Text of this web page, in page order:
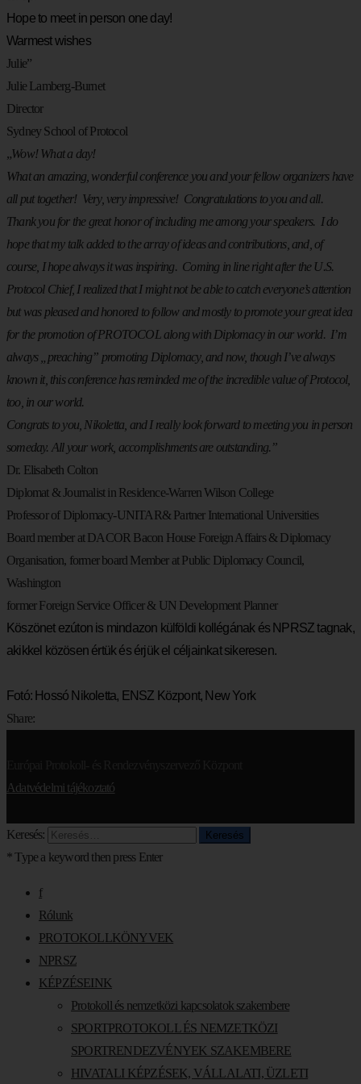
Hope to meet in person one day!
Warmest wishes
Julie”
Julie Lamberg-Burnet
Director
Sydney School of Protocol
„Wow! What a day!
What an amazing, wonderful conference you and your fellow organizers have
all put together! Very, very impressive! Congratulations to you and all.
Thank you for the great honor of including me among your speakers. I do
hope that my talk added to the array of ideas and contributions, and, of
course, I hope always it was inspiring. Coming in line right after the U.S.
Protocol Chief, I realized that I might not be able to catch everyone’s attention
but was pleased and honored to follow and mostly to promote your great idea
for the promotion of PROTOCOL along with Diplomacy in our world. I’m
always „preaching” promoting Diplomacy, and now, though I’ve always
known it, this conference has reminded me of the incredible value of Protocol,
too, in our world.
Congrats to you, Nikoletta, and I really look forward to meeting you in person
someday. All your work, accomplishments are outstanding.”
Dr. Elisabeth Colton
Diplomat & Journalist in Residence-Warren Wilson College
Professor of Diplomacy-UNITAR& Partner International Universities
Board member at DACOR Bacon House Foreign Affairs & Diplomacy
Organisation, former board Member at Public Diplomacy Council,
Washington
former Foreign Service Officer & UN Development Planner
Köszönet ezúton is mindazon külföldi kollégának és NPRSZ tagnak,
akikkel közösen értük és érjük el céljainkat sikeresen.
Fotó: Hossó Nikoletta, ENSZ Központ, New York
Share:
Adatvédelmi tájékoztató
Keresés:
* Type a keyword then press Enter
f
Rólunk
PROTOKOLLKÖNYVEK
NPRSZ
KÉPZÉSEINK
Protokoll és nemzetközi kapcsolatok szakembere
SPORTPROTOKOLL ÉS NEMZETKÖZI
SPORTRENDEZVÉNYEK SZAKEMBERE
HIVATALI KÉPZÉSEK, VÁLLALATI, ÜZLETI